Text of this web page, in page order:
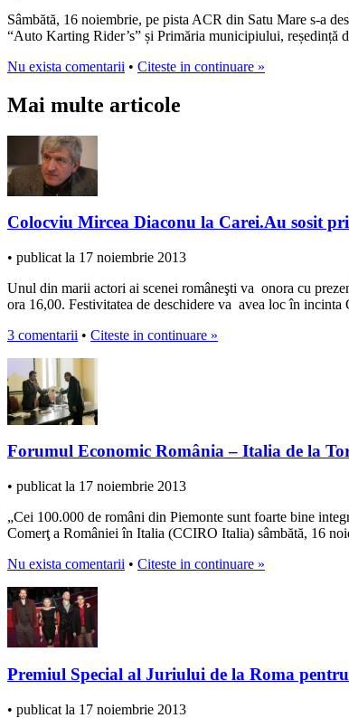
Sâmbătă, 16 noiembrie, pe pista ACR din Satu Mare s-a
“Auto Karting Rider’s” și Primăria municipiului, reședință
Nu exista comentarii • Citeste in continuare »
Mai multe articole
Colocviu Mircea Diaconu la Carei.Au sosit
• publicat la 17 noiembrie 2013
Unul din marii actori ai scenei româneşti va onora cu
ora 16,00. Festivitatea de deschidere va avea loc în incinta
3 comentarii • Citeste in continuare »
Forumul Economic România – Italia de la
• publicat la 17 noiembrie 2013
„Cei 100.000 de români din Piemonte sunt foarte bine
Comerţ a României în Italia (CCIRO Italia) sâmbătă, 16
Nu exista comentarii • Citeste in continuare »
Premiul Special al Juriului de la Roma
• publicat la 17 noiembrie 2013